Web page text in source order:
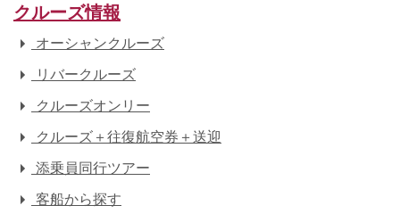
クルーズ情報
オーシャンクルーズ
リバークルーズ
クルーズオンリー
クルーズ＋往復航空券＋送迎
添乗員同行ツアー
客船から探す